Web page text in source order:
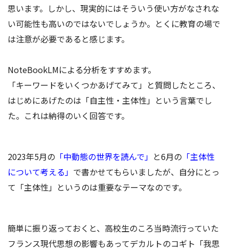
思います。しかし、現実的にはそういう使い方がなされな
い可能性も高いのではないでしょうか。とくに教育の場で
は注意が必要であると感じます。
NoteBookLMによる分析をすすめます。
「キーワードをいくつかあげてみて」と質問したところ、
はじめにあげたのは「自主性・主体性」という言葉でし
た。これは納得のいく回答です。
2023年5月の 「中動態の世界を読んで」 と6月の 「主体性
について考える」 で書かせてもらいましたが、自分にとっ
て「主体性」というのは重要なテーマなのです。
簡単に振り返っておくと、高校生のころ当時流行っていた
フランス現代思想の影響もあってデカルトのコギト「我思